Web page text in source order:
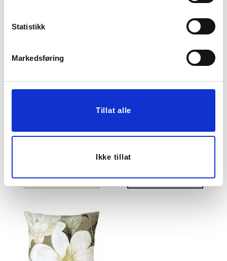
Statistikk
Markedsføring
Tillat alle
Ikke tillat
KJØP
KRONELYSESTAKE
Vis mer